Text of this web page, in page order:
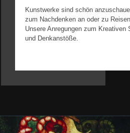
Kunstwerke sind schön
zum Nachdenken an oder zu
Unsere Anregungen zum Kreativen
und Denkanstöße.